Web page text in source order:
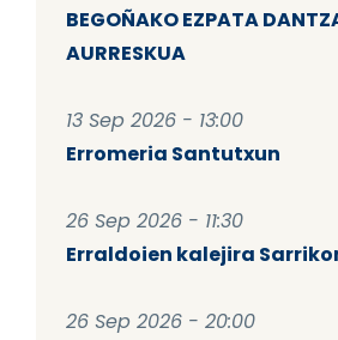
BEGOÑAKO EZPATA
AURRESKUA
13 Sep 2026 - 13:00
Erromeria Santutxun
26 Sep 2026 - 11:30
Erraldoien kalejira
26 Sep 2026 - 20:00